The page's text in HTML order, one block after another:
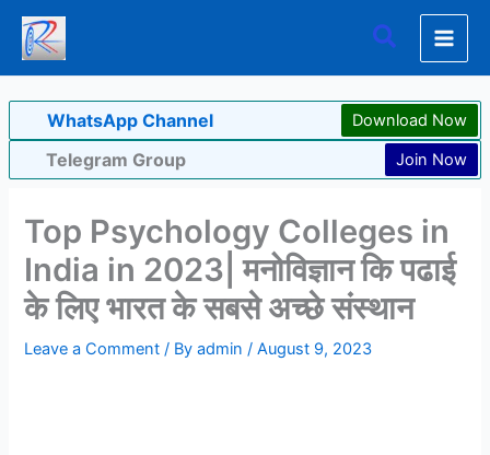
Skip
content
Search
WhatsApp Channel Download Now
Telegram Group Join Now
Top Psychology Colleges in
India in 2023| मनोविज्ञान कि पढाई
के लिए भारत के सबसे अच्छे संस्थान
Leave a Comment / Byadmin/August 9, 2023